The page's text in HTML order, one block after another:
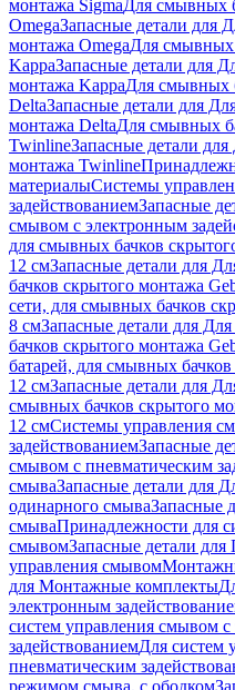
монтажа SigmaДля смывных
OmegaЗапасные детали для
монтажа OmegaДля смывных
KappaЗапасные детали для
монтажа KappaДля смывных
DeltaЗапасные детали для
монтажа DeltaДля смывных
TwinlineЗапасные детали
монтажа Twinline
материалыСистемы
задействованиемЗапасные
смывом с электронным
для смывных бачков
12 смЗапасные детали для
бачков скрытого монтажа
сети, для смывных бачков
8 смЗапасные детали для
бачков скрытого монтажа
батарей, для смывных
12 смЗапасные детали для
смывных бачков скрытого
12 смСистемы управления
задействованиемЗапасные
смывом с пневматическим
смываЗапасные детали для
одинарного смываЗапасные
смываПринадлежности для
смывомЗапасные детали
управления смывом
для Монтажные комплекты
электронным
систем управления смывом
задействованиемДля систем
пневматическим
режимом смыва, с ободком